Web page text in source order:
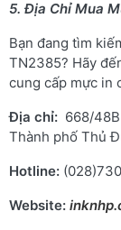
5. Địa Chỉ Mua
Bạn đang tìm
TN2385? Hãy
cung cấp mực in
Địa chỉ: 668/
Thành phố Thủ
Hotline:
Website: